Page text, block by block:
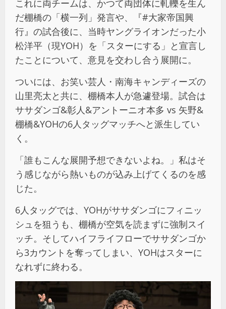
これに両チームは、かつて両団体に軋轢を生ん
だ棚橋の「横一列」発言や、『#大家帝国興
行』の試合後に、当時ヤングライオンだった小
松洋平（現YOH）を「スターにする」と宣言し
たことについて、意見を交わし合う展開に。
ついには、お笑い芸人・南海キャンディーズの
山里亮太と共に、棚橋本人が急遽登場。試合は
ササダンゴ&彰人&アントーニオ本多 vs 矢野&
棚橋&YOHの6人タッグマッチへと派生してい
く。
「誰もこんな展開予想できないよね。」私はそ
う感じながら熱いものが込み上げてくるのを感
じた。
6人タッグでは、YOHがササダンゴにフィニッ
シュを狙うも、棚橋が空気を読まずに強制スイ
ッチ。そしてハイフライフローでササダンゴか
ら3カウントを奪ってしまい、YOHはスターに
なれずに終わる。